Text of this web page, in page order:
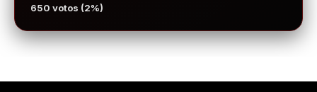
650 votos (2%)